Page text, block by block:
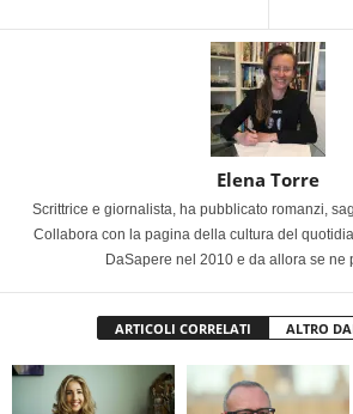
Elena Torre
Scrittrice e giornalista, ha pubblicato romanzi,
Collabora con la pagina della cultura del
DaSapere nel 2010 e da allora se ne
ARTICOLI CORRELATI ALTRO